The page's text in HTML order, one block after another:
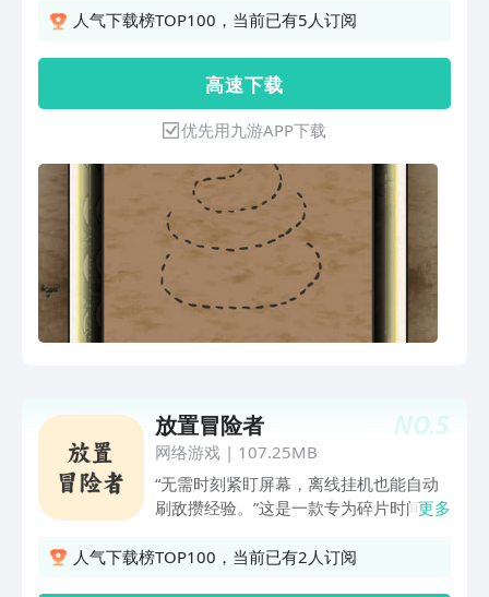
施，更换设施，吸引顾客前来，收取如厕
如厕完屁屁有点痛，咱也不知道，咱也不
敢问3.发现顾客独特如厕特技，节省顾客
如厕时间4.总有顾客来问什么时候排便是
最健康的，安排个有点学问的大爷来专门
回答这个问题5.顾客嫌弃厕所苍蝇太多，
拿起拖鞋，把它们全部拍死6.下水道堵住
了，使用水管进行清理，哟，大金链子，
还有特别的收获呢！7.村里的熊孩子又双
叒叕拿炮仗把粪坑给点炸了！罚他清理干
净8.粪便还能再利用，拿来浇花种菜，吃
过的都说好！9.什么？！还有厂商要求合
人气下载榜TOP100，当前已有5人订阅
高 速 下 载
优先用九游APP下载
NO.5
放置冒险者
网络游戏| 107.25MB
“无需时刻紧盯屏幕，离线挂机也能自动
刷敌攒经验。”这是一款专为碎片时间打
只需指尖轻点，就能开启一场从无名菜鸟
更多
人气下载榜TOP100，当前已有2人订阅